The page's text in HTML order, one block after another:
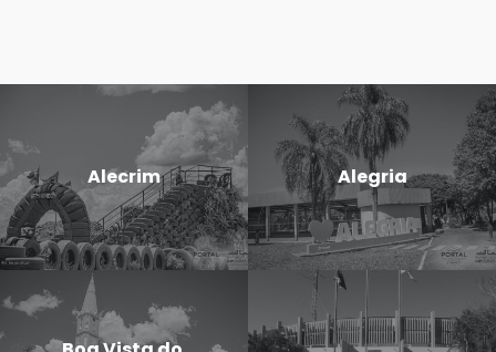
Alecrim Alegria